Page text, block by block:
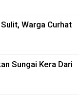
Warga Curhat
Sungai Kera Dari